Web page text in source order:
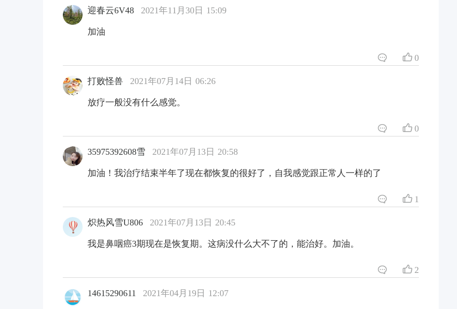
迎春云6V48 2021年11月30日 15:09
加油
0
打败怪兽 2021年07月14日 06:26
放疗一般没有什么感觉。
0
35975392608雪 2021年07月13日 20:58
加油！我治疗结束半年了现在都恢复的很好了，自我感觉跟正常人一样的了
1
炽热风雪U806 2021年07月13日 20:45
我是鼻咽癌3期现在是恢复期。这病没什么大不了的，能治好。加油。
2
14615290611 2021年04月19日 12:07